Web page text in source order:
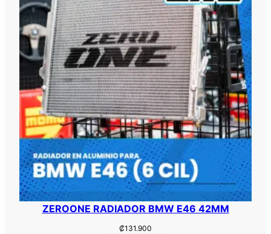
ZEROONE RADIADOR BMW E46 42MM
₡131.900